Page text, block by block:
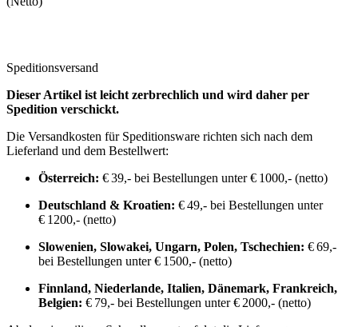
Speditionsversand
Dieser Artikel ist leicht zerbrechlich und wird daher per
Spedition verschickt.
Die Versandkosten für Speditionsware richten sich nach dem
Lieferland und dem Bestellwert:
Österreich: € 39,- bei Bestellungen unter € 1000,- (netto)
Deutschland & Kroatien: € 49,- bei Bestellungen unter
€ 1200,- (netto)
Slowenien, Slowakei, Ungarn, Polen, Tschechien: € 69,-
bei Bestellungen unter € 1500,- (netto)
Finnland, Niederlande, Italien, Dänemark, Frankreich,
Belgien: € 79,- bei Bestellungen unter € 2000,- (netto)